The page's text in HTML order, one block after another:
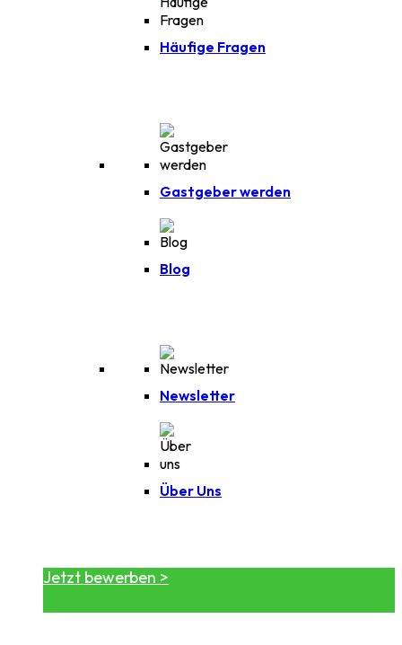
Häufige Fragen
Gastgeber werden
Blog
Newsletter
Über Uns
Jetzt bewerben >